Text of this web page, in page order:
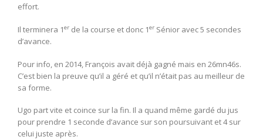
effort.
Il terminera 1er de la course et donc 1er Sénior avec 5 secondes
d’avance.
Pour info, en 2014, François avait déjà gagné mais en 26mn46s.
C’est bien la preuve qu’il a géré et qu’il n’était pas au meilleur de
sa forme.
Ugo part vite et coince sur la fin. Il a quand même gardé du jus
pour prendre 1 seconde d’avance sur son poursuivant et 4 sur
celui juste après.